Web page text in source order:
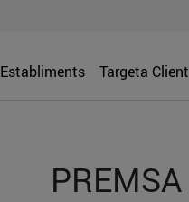
Establiments Targeta Client
PREMSA